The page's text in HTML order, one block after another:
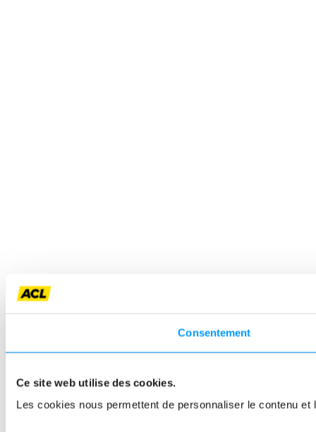
Consentement
Ce site web utilise des cookies.
Les cookies nous permettent de personnaliser le contenu